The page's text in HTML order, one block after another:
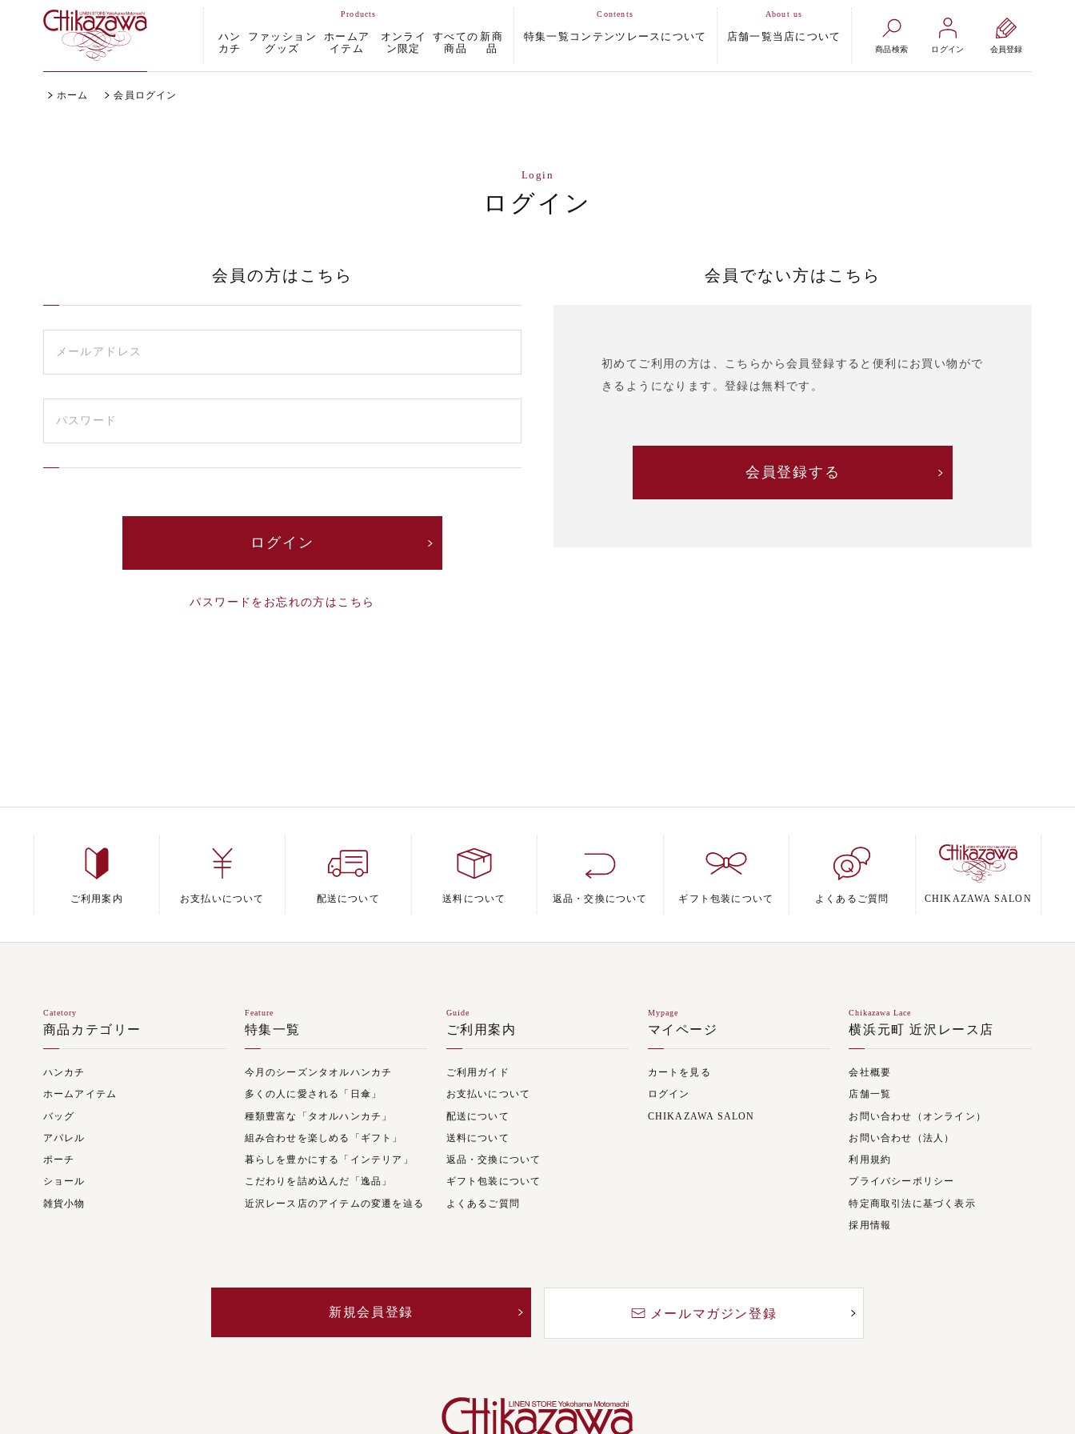
ハン
カチ
ファッション
グッズ
ホームア
イテム
オンライ
ン限定
すべての
商品
新商
品
特集一覧 コンテンツ レースについて 店舗一覧 当店について
商品検索 ログイン 会員登録
ホーム 会員ログイン
Login
ログイン
会員の方はこちら
パスワードをお忘れの方はこちら
会員でない方はこちら
初めてご利用の方は、こちらから会員登録すると便利にお買い物がで
きるようになります。登録は無料です。
会員登録する
ご利用案内 お支払いについて 配送について 送料について 返品・交換について ギフト包装について よくあるご質問 CHIKAZAWA SALON
Catetory
商品カテゴリー
ハンカチ
ホームアイテム
バッグ
アパレル
ポーチ
ショール
雑貨小物
Feature
特集一覧
今月のシーズンタオルハンカチ
多くの人に愛される「日傘」
種類豊富な「タオルハンカチ」
組み合わせを楽しめる「ギフト」
暮らしを豊かにする「インテリア」
こだわりを詰め込んだ「逸品」
近沢レース店のアイテムの変遷を辿る
Guide
ご利用案内
ご利用ガイド
お支払いについて
配送について
送料について
返品・交換について
ギフト包装について
よくあるご質問
Mypage
マイページ
カートを見る
ログイン
CHIKAZAWA SALON
Chikazawa Lace
横浜元町 近沢レース店
会社概要
店舗一覧
お問い合わせ（オンライン）
お問い合わせ（法人）
利用規約
プライバシーポリシー
特定商取引法に基づく表示
採用情報
新規会員登録 メールマガジン登録